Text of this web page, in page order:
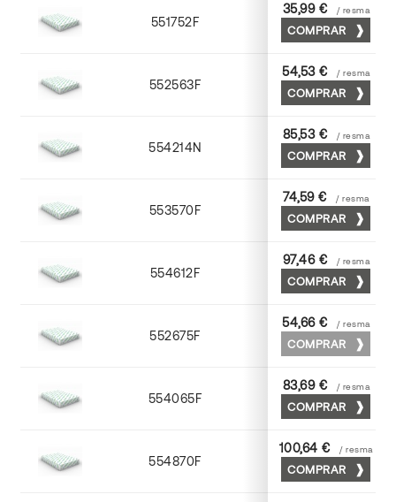
551752F 52 x 70
35,99 € / resma
COMPRAR
552563F 63 x 88
54,53 € / resma
COMPRAR
554214N 72 x 102
85,53 € / resma
COMPRAR
553570F 70 x 100
74,59 € / resma
COMPRAR
554612F 72 x 102
97,46 € / resma
COMPRAR
552675F 75 x 53
54,66 € / resma
COMPRAR
554065F 65 x 90
83,69 € / resma
COMPRAR
554870F 70 x 100
100,64 € / resma
COMPRAR